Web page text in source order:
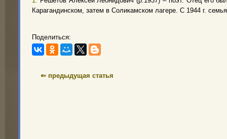
Карагандинском, затем в Соликамском лагере. С 1944 г.
Поделиться:
⇐ предыдущая статья